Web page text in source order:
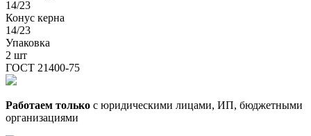
14/23
Конус керна
14/23
Упаковка
2 шт
ГОСТ 21400-75
Работаем только с юридическими лицами, ИП, бюджетными
организациями